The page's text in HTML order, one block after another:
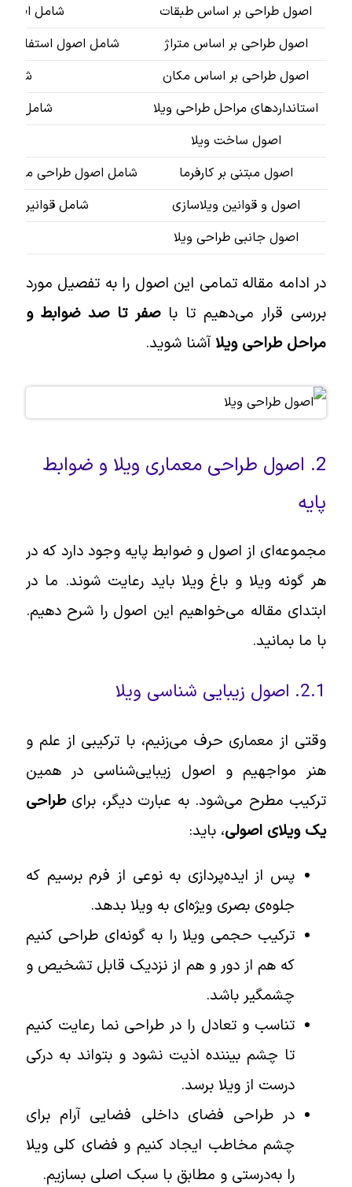
اصول طراحی بر اساس طبقات
شامل اصول
اصول طراحی بر اساس متراژ
شامل اصول استفاده
اصول طراحی بر اساس مکان
شامل
استانداردهای مراحل طراحی ویلا
شامل اصول
اصول ساخت ویلا
اصول مبتنی بر کارفرما
شامل اصول طراحی متناسب با
اصول و قوانین ویلاسازی
شامل قوانین
اصول جانبی طراحی ویلا
در ادامه مقاله تمامی این اصول را به تفصیل مورد
بررسی قرار می‌دهیم تا با صفر تا صد ضوابط و
مراحل طراحی ویلا آشنا شوید.
2. اصول طراحی معماری ویلا و ضوابط
پایه
مجموعه‌ای از اصول و ضوابط پایه وجود دارد که در
هر گونه ویلا و باغ ویلا باید رعایت شوند. ما در
ابتدای مقاله می‌خواهیم این اصول را شرح دهیم.
با ما بمانید.
وقتی از معماری حرف می‌زنیم، با ترکیبی از علم و
هنر مواجهیم و اصول زیبایی‌شناسی در همین
ترکیب مطرح می‌شود. به عبارت دیگر، برایطراحی
یک ویلای اصولی، باید:
پس از ایده‌پردازی به نوعی از فرم برسیم که
جلوه‌ی بصری ویژه‌ای به ویلا بدهد.
ترکیب حجمی ویلا را به گونه‌ای طراحی کنیم
که هم از دور و هم از نزدیک قابل تشخیص و
چشمگیر باشد.
تناسب و تعادل را در طراحی نما رعایت کنیم
تا چشم بیننده اذیت نشود و بتواند به درکی
درست از ویلا برسد.
در طراحی فضای داخلی فضایی آرام برای
چشم مخاطب ایجاد کنیم و فضای کلی ویلا
را به‌درستی و مطابق با سبک اصلی بسازیم.